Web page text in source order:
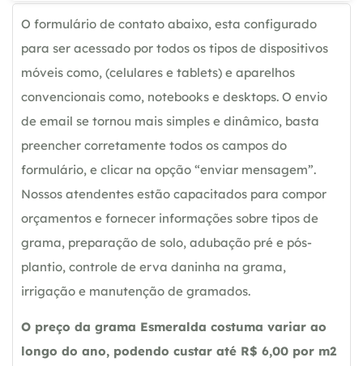
O formulário de contato abaixo, esta configurado
para ser acessado por todos os tipos de dispositivos
móveis como, (celulares e tablets) e aparelhos
convencionais como, notebooks e desktops. O envio
de email se tornou mais simples e dinâmico, basta
preencher corretamente todos os campos do
formulário, e clicar na opção “enviar mensagem”.
Nossos atendentes estão capacitados para compor
orçamentos e fornecer informações sobre tipos de
grama, preparação de solo, adubação pré e pós-
plantio, controle de erva daninha na grama,
irrigação e manutenção de gramados.
O preço da grama Esmeralda costuma variar ao
longo do ano, podendo custar até R$ 6,00 por m2